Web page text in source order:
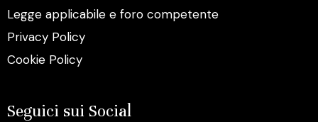
Legge applicabile e foro competente
Privacy Policy
Cookie Policy
Seguici sui Social